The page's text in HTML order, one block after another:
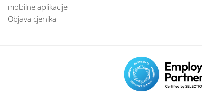
mobilne aplikacije
Objava cjenika